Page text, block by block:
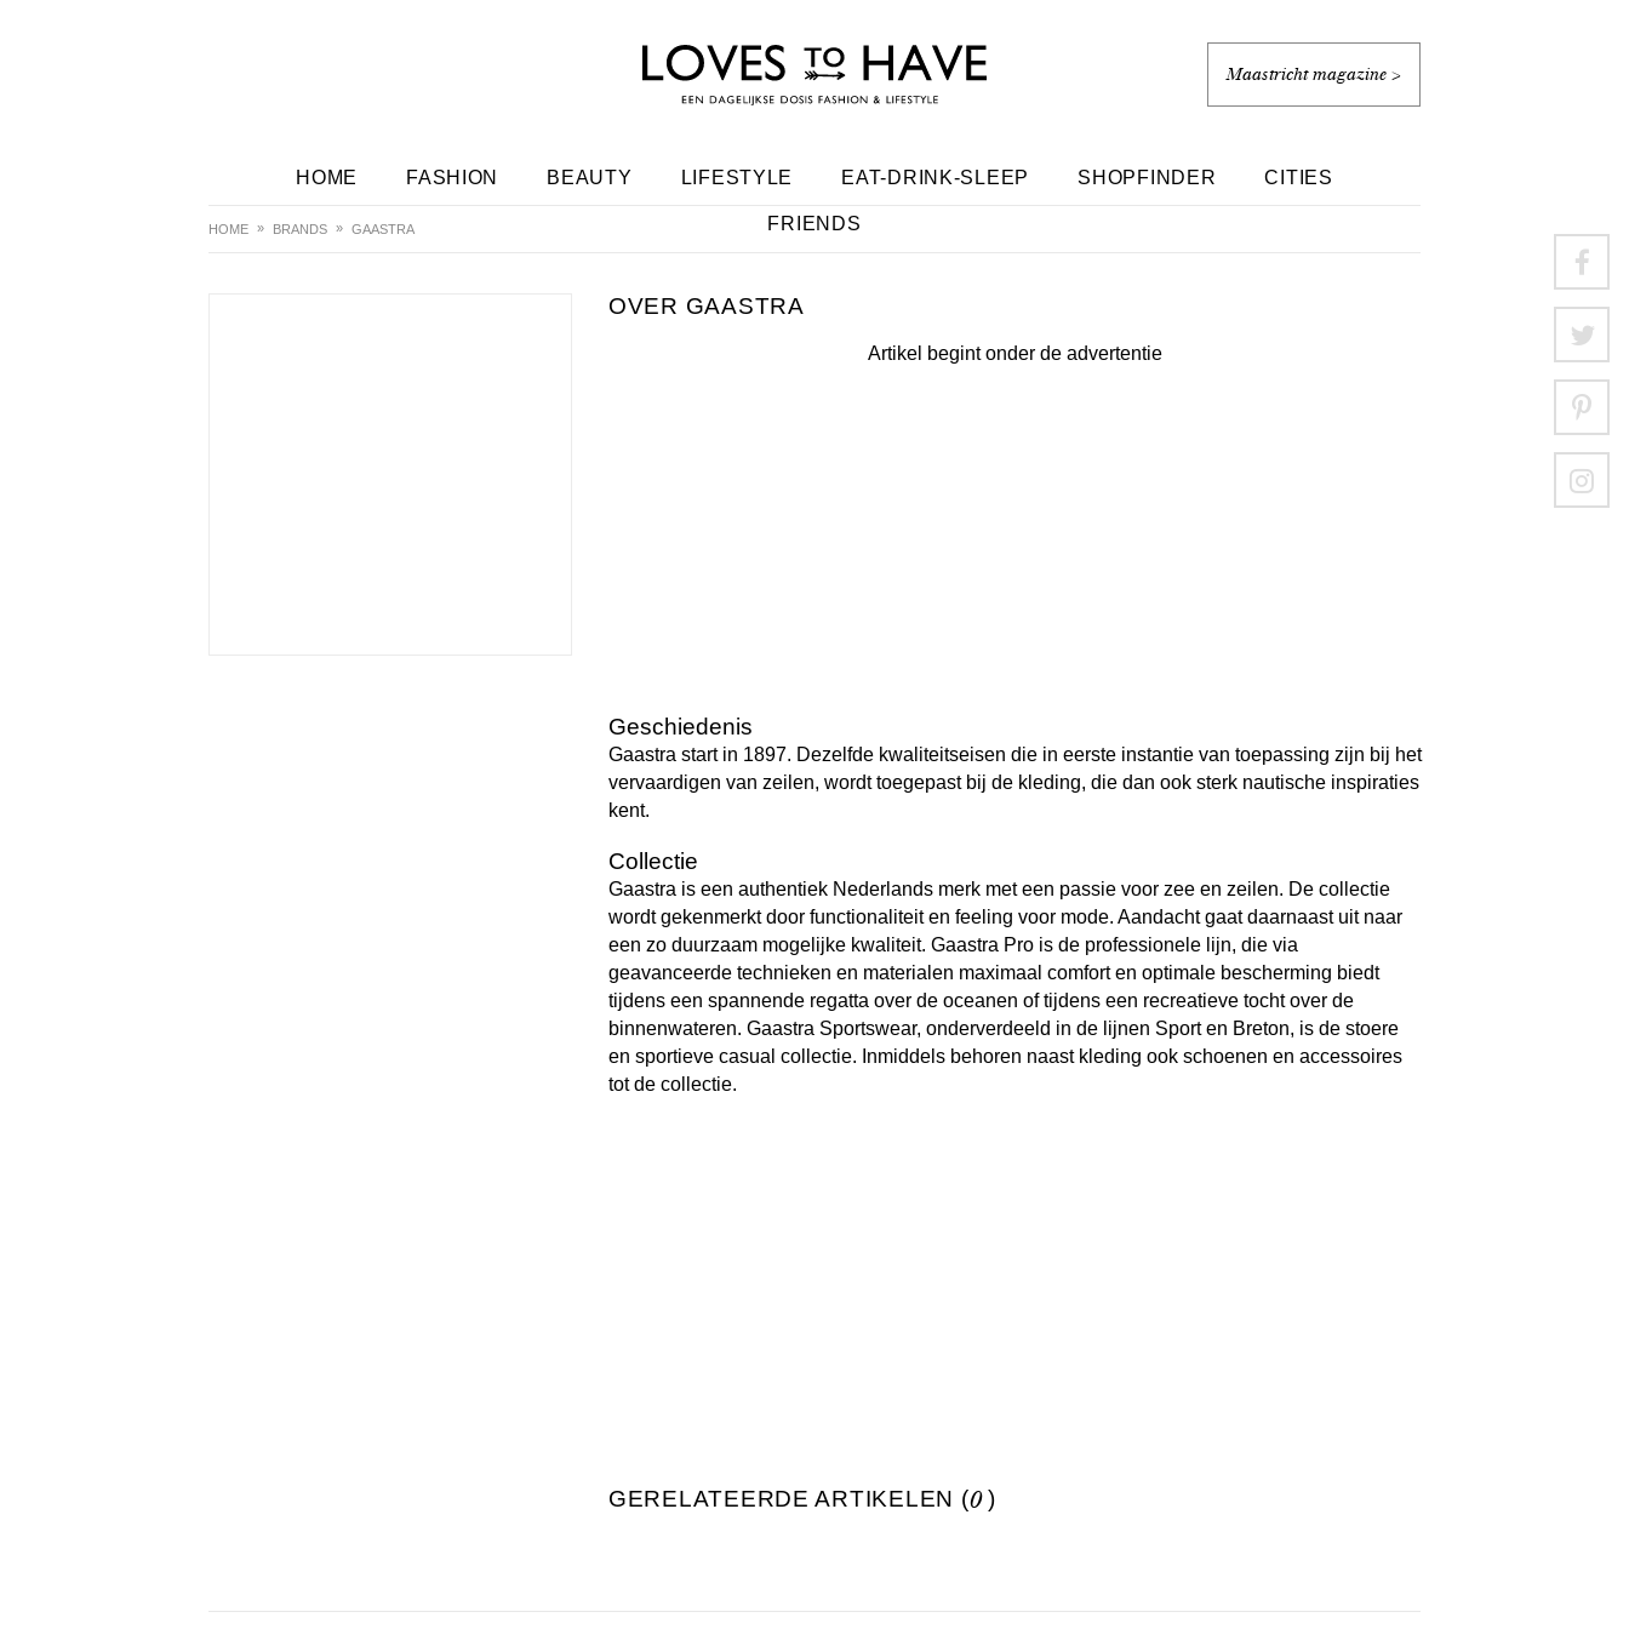
Maastricht magazine >
HOME FASHION BEAUTY LIFESTYLE EAT-DRINK-SLEEP SHOPFINDER CITIES
FRIENDS
HOME BRANDS GAASTRA
GAASTRA
Artikel begint onder de advertentie
Geschiedenis
Gaastra start in 1897. Dezelfde kwaliteitseisen die in eerste instantie van toepassing zijn bij het
vervaardigen van zeilen, wordt toegepast bij de kleding, die dan ook sterk nautische inspiraties
kent.
Collectie
Gaastra is een authentiek Nederlands merk met een passie voor zee en zeilen. De collectie
wordt gekenmerkt door functionaliteit en feeling voor mode. Aandacht gaat daarnaast uit naar
een zo duurzaam mogelijke kwaliteit. Gaastra Pro is de professionele lijn, die via
geavanceerde technieken en materialen maximaal comfort en optimale bescherming biedt
tijdens een spannende regatta over de oceanen of tijdens een recreatieve tocht over de
binnenwateren. Gaastra Sportswear, onderverdeeld in de lijnen Sport en Breton, is de stoere
en sportieve casual collectie. Inmiddels behoren naast kleding ook schoenen en accessoires
tot de collectie.
GERELATEERDE ARTIKELEN (0 )